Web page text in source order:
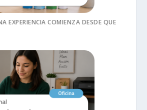
EXPERIENCIA COMIENZA DESDE QUE